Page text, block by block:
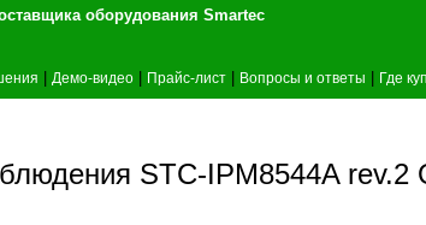
поставщика
Демо-видео Прайс-лист Вопросы и ответы Где
STC-IPM8544A rev.2